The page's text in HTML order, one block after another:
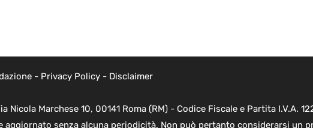
- Privacy Policy- Disclaimer
Marchese 10, 00141 Roma (RM) - Codice Fiscale e Partita I.V.A.
senza alcuna periodicità. Non può pertanto considerarsi un